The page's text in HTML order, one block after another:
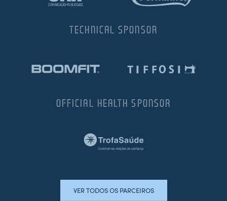
TECHNICAL SPONSOR
OFFICIAL HEALTH SPONSOR
VER TODOS OS PARCEIROS